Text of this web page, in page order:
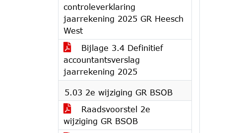
controleverklaring
jaarrekening 2025 GR Heesch
West
Bijlage 3.4 Definitief
accountantsverslag
jaarrekening 2025
5.03 2e wijziging GR BSOB
Raadsvoorstel 2e
wijziging GR BSOB